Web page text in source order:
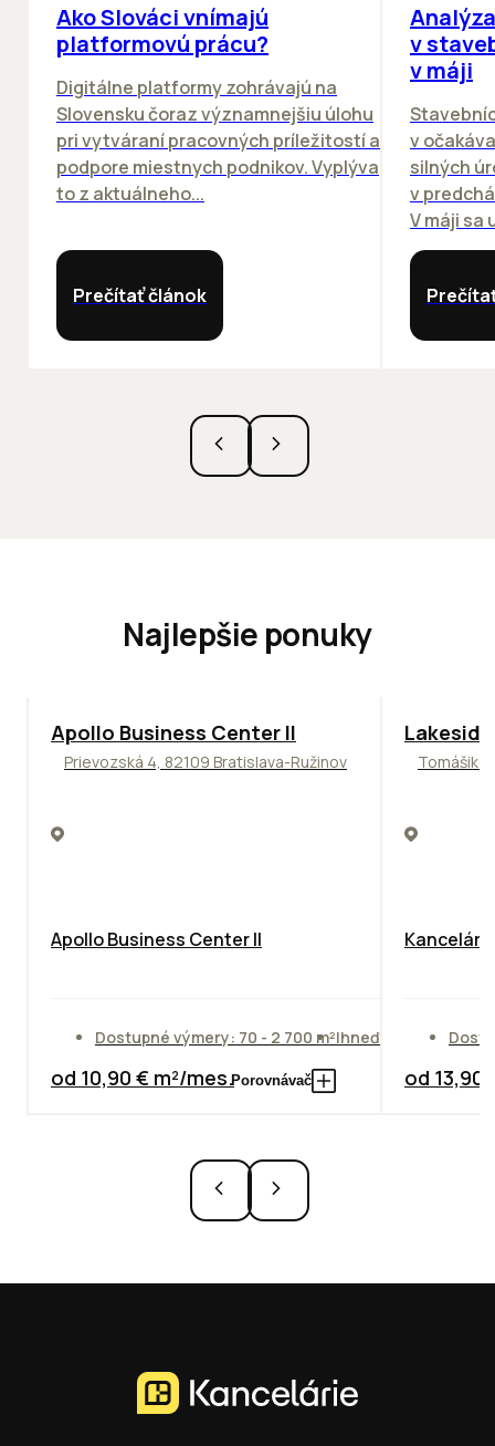
Ako Slováci vnímajú
platformovú prácu?
Digitálne platformy zohrávajú na
Slovensku čoraz významnejšiu úlohu
pri vytváraní pracovných príležitostí a
podpore miestnych podnikov. Vyplýva
to z aktuálneho...
Prečítať článok
v
v máji
v
silných
v
V máji sa
Najlepšie ponuky
TOP NOVINKA ODPORÚČAME
Apollo Business Center II
Prievozská 4, 82109 Bratislava-Ružinov
Apollo Business Center II
Dostupné výmery: 70 - 2 700 m²Ihneď
od 10,90 € m²/mes.Porovnávač od 13,90